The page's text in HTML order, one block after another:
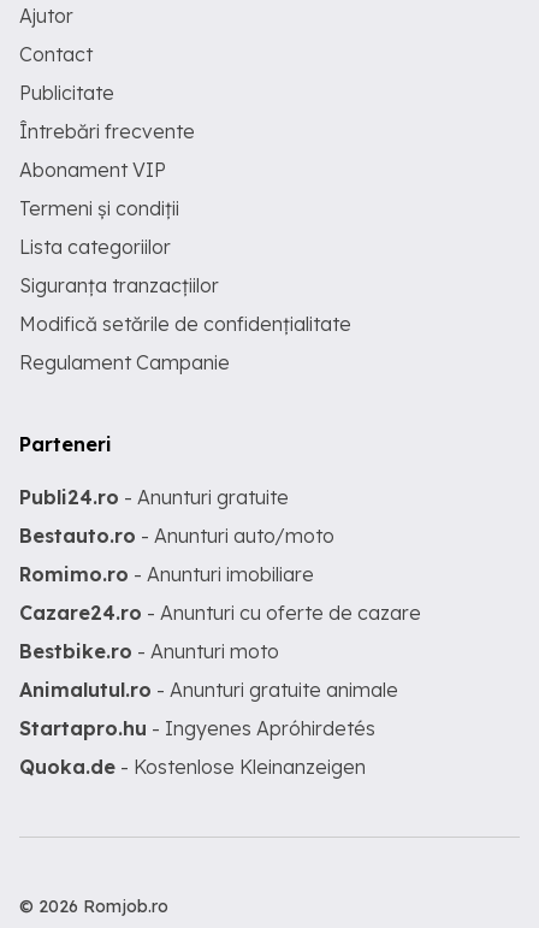
Ajutor
Contact
Publicitate
Întrebări frecvente
Abonament VIP
Termeni și condiții
Lista categoriilor
Siguranța tranzacțiilor
Modifică setările de confidențialitate
Regulament Campanie
Parteneri
Publi24.ro - Anunturi gratuite
Bestauto.ro - Anunturi auto/moto
Romimo.ro - Anunturi imobiliare
Cazare24.ro - Anunturi cu oferte de cazare
Bestbike.ro - Anunturi moto
Animalutul.ro - Anunturi gratuite animale
Startapro.hu - Ingyenes Apróhirdetés
Quoka.de - Kostenlose Kleinanzeigen
© 2026 Romjob.ro